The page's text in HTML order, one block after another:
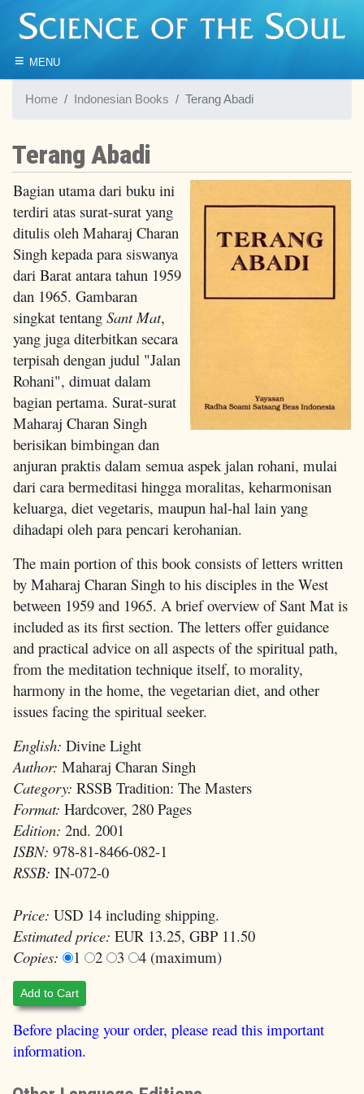
≡ MENU
Home Indonesian Books Terang Abadi
Terang Abadi
Bagian utama dari buku ini
terdiri atas surat-surat yang
ditulis oleh Maharaj Charan
Singh kepada para siswanya
dari Barat antara tahun 1959
dan 1965. Gambaran
singkat tentang Sant Mat,
yang juga diterbitkan secara
terpisah dengan judul "Jalan
Rohani", dimuat dalam
bagian pertama. Surat-surat
Maharaj Charan Singh
berisikan bimbingan dan
anjuran praktis dalam semua aspek jalan rohani, mulai
dari cara bermeditasi hingga moralitas, keharmonisan
keluarga, diet vegetaris, maupun hal-hal lain yang
dihadapi oleh para pencari kerohanian.
The main portion of this book consists of letters written
by Maharaj Charan Singh to his disciples in the West
between 1959 and 1965. A brief overview of Sant Mat is
included as its first section. The letters offer guidance
and practical advice on all aspects of the spiritual path,
from the meditation technique itself, to morality,
harmony in the home, the vegetarian diet, and other
issues facing the spiritual seeker.
English: Divine Light
Author: Maharaj Charan Singh
Category: RSSB Tradition: The Masters
Format: Hardcover, 280 Pages
Edition: 2nd. 2001
ISBN: 978-81-8466-082-1
RSSB: IN-072-0
Price: USD 14 including shipping.
Estimated price: EUR 13.25, GBP 11.50
Copies:
1 2 3 4 (maximum)
Add to Cart
Before placing your order, please read this important
information.